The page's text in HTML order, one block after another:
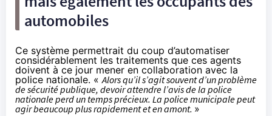
automobiles
Ce système permettrait du coup d’automatiser
considérablement les traitements que ces agents
doivent à ce jour mener en collaboration avec la
police nationale. «Alors qu’il s’agit souvent d’un problème
de sécurité publique, devoir attendre l’avis de la police
nationale perd un temps précieux. La police municipale peut
agir beaucoup plus rapidement et en amont. »